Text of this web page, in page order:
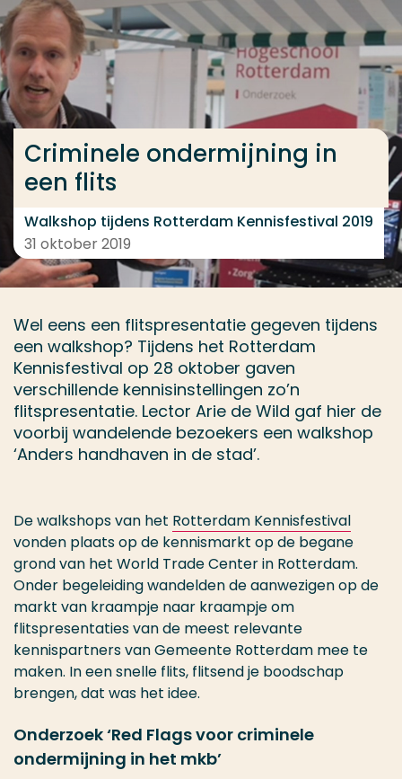
Ga direct naar de content
... > Criminele ondermijning in een flits
Criminele ondermijning in
een flits
Walkshop tijdens Rotterdam Kennisfestival 2019
31 oktober 2019
Wel eens een flitspresentatie gegeven tijdens
een walkshop? Tijdens het Rotterdam
Kennisfestival op 28 oktober gaven
verschillende kennisinstellingen zo’n
flitspresentatie. Lector Arie de Wild gaf hier de
voorbij wandelende bezoekers een walkshop
‘Anders handhaven in de stad’.
De walkshops van het Rotterdam Kennisfestival
vonden plaats op de kennismarkt op de begane
grond van het World Trade Center in Rotterdam.
Onder begeleiding wandelden de aanwezigen op de
markt van kraampje naar kraampje om
flitspresentaties van de meest relevante
kennispartners van Gemeente Rotterdam mee te
maken. In een snelle flits, flitsend je boodschap
brengen, dat was het idee.
Onderzoek ‘Red Flags voor criminele
ondermijning in het mkb’
Veel gezocht
Opleiding
Contact